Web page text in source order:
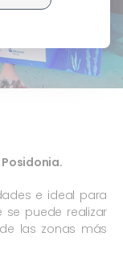
e ideal para
puede realizar
las zonas más